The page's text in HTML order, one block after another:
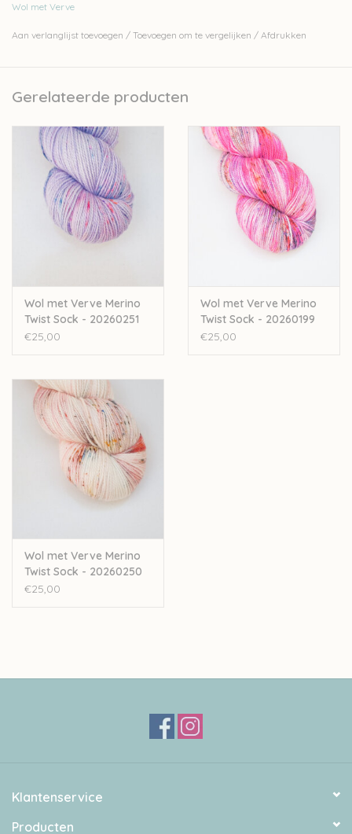
sjaals, kinderkleding,...
naalden: 2.5 - 3.5 mm, 4 tot 5 mm voor kant patronen
Machinewasbaar maar handwas wordt aanbevolen, liggend
laten drogen.
Let op: de kleur op beeld kan afwijken van de werkelijke kleur.
Dit garen is handgeverfd, elk bad is uniek.
Wol met Verve
Aan verlanglijst toevoegen / Toevoegen om te vergelijken / Afdrukken
Gerelateerde producten
Wol met Verve Merino
Twist Sock - 20260251
€25,00
Wol met Verve Merino
Twist Sock - 20260199
€25,00
Wol met Verve Merino
Twist Sock - 20260250
€25,00
Klantenservice
Producten